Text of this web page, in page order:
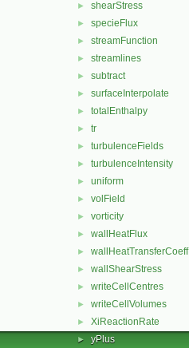
► shearStress
► specieFlux
► streamFunction
► streamlines
► subtract
► surfaceInterpolate
► totalEnthalpy
► tr
► turbulenceFields
► turbulenceIntensity
► uniform
► volField
► vorticity
► wallHeatFlux
► wallHeatTransferCoeff
► wallShearStress
► writeCellCentres
► writeCellVolumes
► XiReactionRate
► yPlus